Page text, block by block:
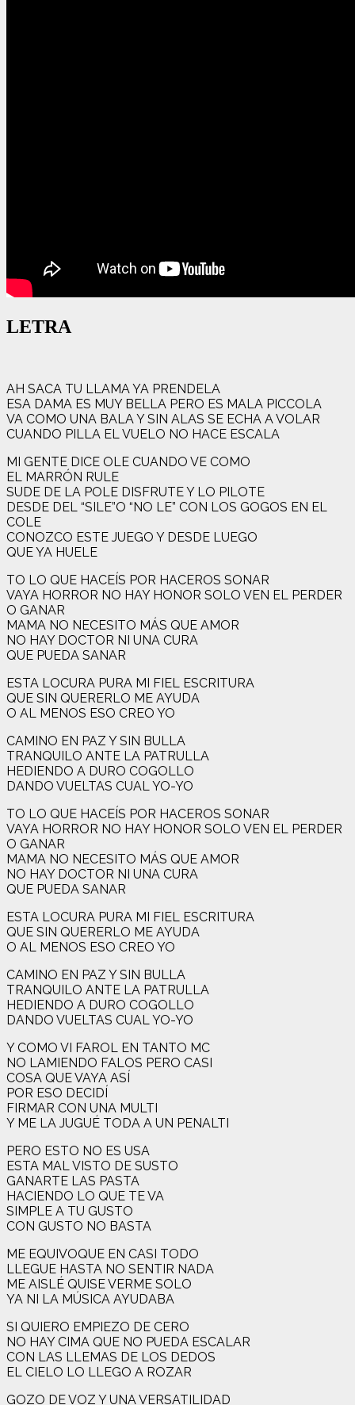
LETRA
AH SACA TU LLAMA YA PRENDELA
ESA DAMA ES MUY BELLA PERO ES MALA PICCOLA
VA COMO UNA BALA Y SIN ALAS SE ECHA A VOLAR
CUANDO PILLA EL VUELO NO HACE ESCALA
MI GENTE DICE OLE CUANDO VE COMO
EL MARRÓN RULE
SUDE DE LA POLE DISFRUTE Y LO PILOTE
DESDE DEL “SILE”O “NO LE” CON LOS GOGOS EN EL
COLE
CONOZCO ESTE JUEGO Y DESDE LUEGO
QUE YA HUELE
TO LO QUE HACEÍS POR HACEROS SONAR
VAYA HORROR NO HAY HONOR SOLO VEN EL PERDER
O GANAR
MAMA NO NECESITO MÁS QUE AMOR
NO HAY DOCTOR NI UNA CURA
QUE PUEDA SANAR
ESTA LOCURA PURA MI FIEL ESCRITURA
QUE SIN QUERERLO ME AYUDA
O AL MENOS ESO CREO YO
CAMINO EN PAZ Y SIN BULLA
TRANQUILO ANTE LA PATRULLA
HEDIENDO A DURO COGOLLO
DANDO VUELTAS CUAL YO-YO
TO LO QUE HACEÍS POR HACEROS SONAR
VAYA HORROR NO HAY HONOR SOLO VEN EL PERDER
O GANAR
MAMA NO NECESITO MÁS QUE AMOR
NO HAY DOCTOR NI UNA CURA
QUE PUEDA SANAR
ESTA LOCURA PURA MI FIEL ESCRITURA
QUE SIN QUERERLO ME AYUDA
O AL MENOS ESO CREO YO
CAMINO EN PAZ Y SIN BULLA
TRANQUILO ANTE LA PATRULLA
HEDIENDO A DURO COGOLLO
DANDO VUELTAS CUAL YO-YO
Y COMO VI FAROL EN TANTO MC
NO LAMIENDO FALOS PERO CASI
COSA QUE VAYA ASÍ
POR ESO DECIDÍ
FIRMAR CON UNA MULTI
Y ME LA JUGUÉ TODA A UN PENALTI
PERO ESTO NO ES USA
ESTA MAL VISTO DE SUSTO
GANARTE LAS PASTA
HACIENDO LO QUE TE VA
SIMPLE A TU GUSTO
CON GUSTO NO BASTA
ME EQUIVOQUE EN CASI TODO
LLEGUE HASTA NO SENTIR NADA
ME AISLÉ QUISE VERME SOLO
YA NI LA MÚSICA AYUDABA
SI QUIERO EMPIEZO DE CERO
NO HAY CIMA QUE NO PUEDA ESCALAR
CON LAS LLEMAS DE LOS DEDOS
EL CIELO LO LLEGO A ROZAR
GOZO DE VOZ Y UNA VERSATILIDAD